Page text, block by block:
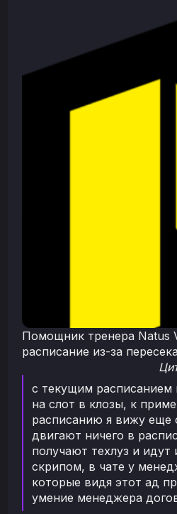
Помощник тренера Natus
расписание из-за
с текущим расписанием
на слот в клозы, к
расписанию я вижу еще
двигают ничего в
получают техлуз и
скрипом, в чате у
которые видя этот ад
умение менеджера